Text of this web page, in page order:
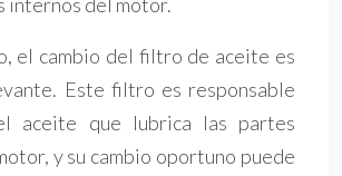
el cambio del filtro de aceite es
Este filtro es responsable
aceite que lubrica las partes
y su cambio oportuno puede